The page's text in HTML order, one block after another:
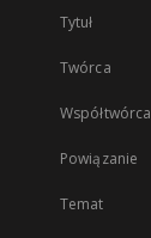
Tytuł
Twórca
Współtwórca
Powiązanie
Temat